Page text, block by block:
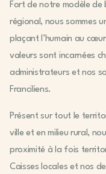
Fort de notre modèle
régional, nous sommes
plaçant l’humain au
valeurs sont incarnées
administrateurs et nos
Franciliens.
Présent sur tout le
ville et en milieu rural,
proximité à la fois
Caisses locales et nos